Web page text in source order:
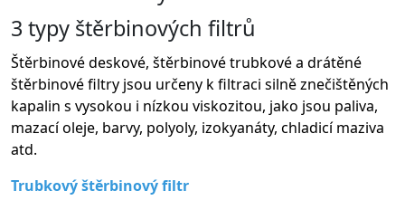
3 typy štěrbinových filtrů
Štěrbinové deskové, štěrbinové trubkové a drátěné
štěrbinové filtry jsou určeny k filtraci silně znečištěných
kapalin s vysokou i nízkou viskozitou, jako jsou paliva,
mazací oleje, barvy, polyoly, izokyanáty, chladicí maziva
atd.
Trubkový štěrbinový filtr